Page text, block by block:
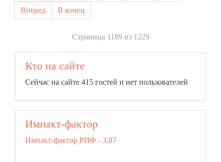
Вперед В конец
Страница 1189 из 1229
Кто на сайте
Сейчас на сайте 415 гостей и нет пользователей
Импакт-фактор
Импакт-фактор РИФ - 3,87